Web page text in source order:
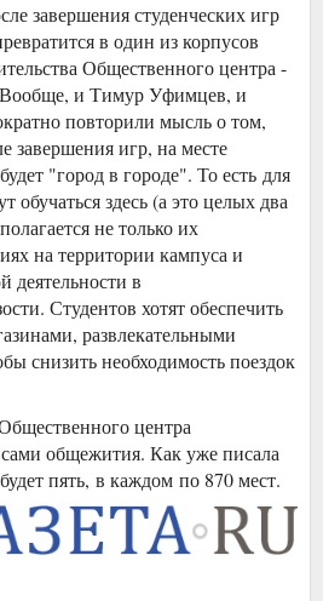
завершения студенческих игр
в один из корпусов
Общественного центра -
и Тимур Уфимцев, и
повторили мысль о том,
завершения игр, на месте
"город в городе". То есть для
обучаться здесь (а это целых два
не только их
на территории кампуса и
деятельности в
Студентов хотят обеспечить
развлекательными
снизить необходимость поездок
центра
общежития. Как уже писала
пять, в каждом по 870 мест.